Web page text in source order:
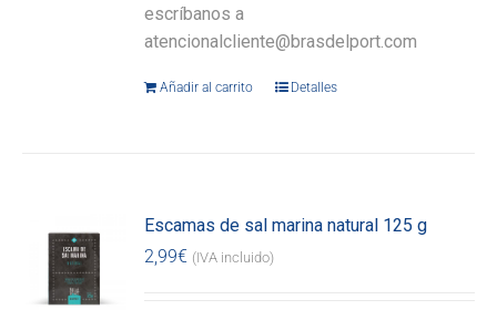
escríbanos a
atencionalcliente@brasdelport.com
Añadir al carrito Detalles
Escamas de sal marina natural 125 g
2,99€ (IVA incluido)